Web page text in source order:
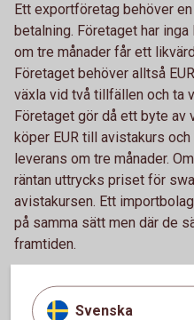
Ett exportföretag behöver
betalning. Företaget har
om tre månader får ett
Företaget behöver alltså
växla vid två tillfällen och ta
Företaget gör då ett byte av
köper EUR till avistakurs
leverans om tre månader.
räntan uttrycks priset för
avistakursen. Ett
på samma sätt men där de
framtiden.
Tips och råd
Svenska